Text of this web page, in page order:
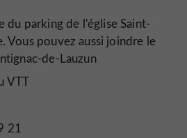
du parking de l'église Saint-
Vous pouvez aussi joindre le
de-Lauzun
VTT
21